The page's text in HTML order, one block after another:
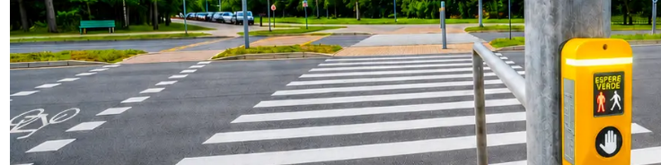
Sonora Acústica...
Paso de peatones...
Señales de cruce de peatones...